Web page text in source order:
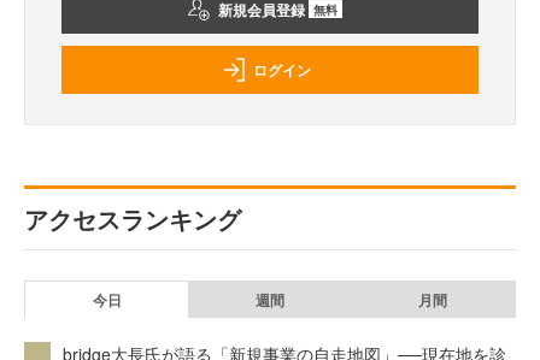
新規会員登録 無料
ログイン
アクセスランキング
今日 週間 月間
bridge大長氏が語る「新規事業の自走地図」──現在地を診